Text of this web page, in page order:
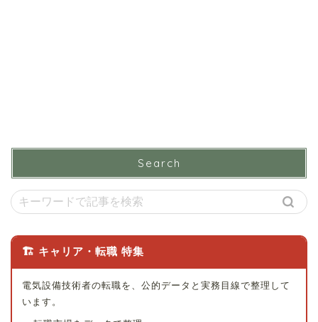
Search
🏗 キャリア・転職 特集
電気設備技術者の転職を、公的データと実務目線で整理して
います。